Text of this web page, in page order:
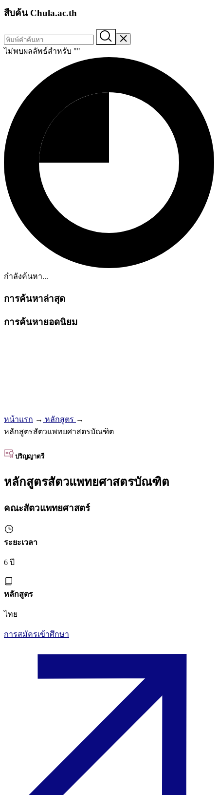
สืบค้น Chula.ac.th
ไม่พบผลลัพธ์สำหรับ ""
กำลังค้นหา...
การค้นหาล่าสุด
การค้นหายอดนิยม
หน้าแรก → หลักสูตร →
หลักสูตรสัตวแพทยศาสตรบัณฑิต
ปริญญาตรี
หลักสูตรสัตวแพทยศาสตรบัณฑิต
คณะสัตวแพทยศาสตร์
ระยะเวลา
6 ปี
หลักสูตร
ไทย
การสมัครเข้าศึกษา